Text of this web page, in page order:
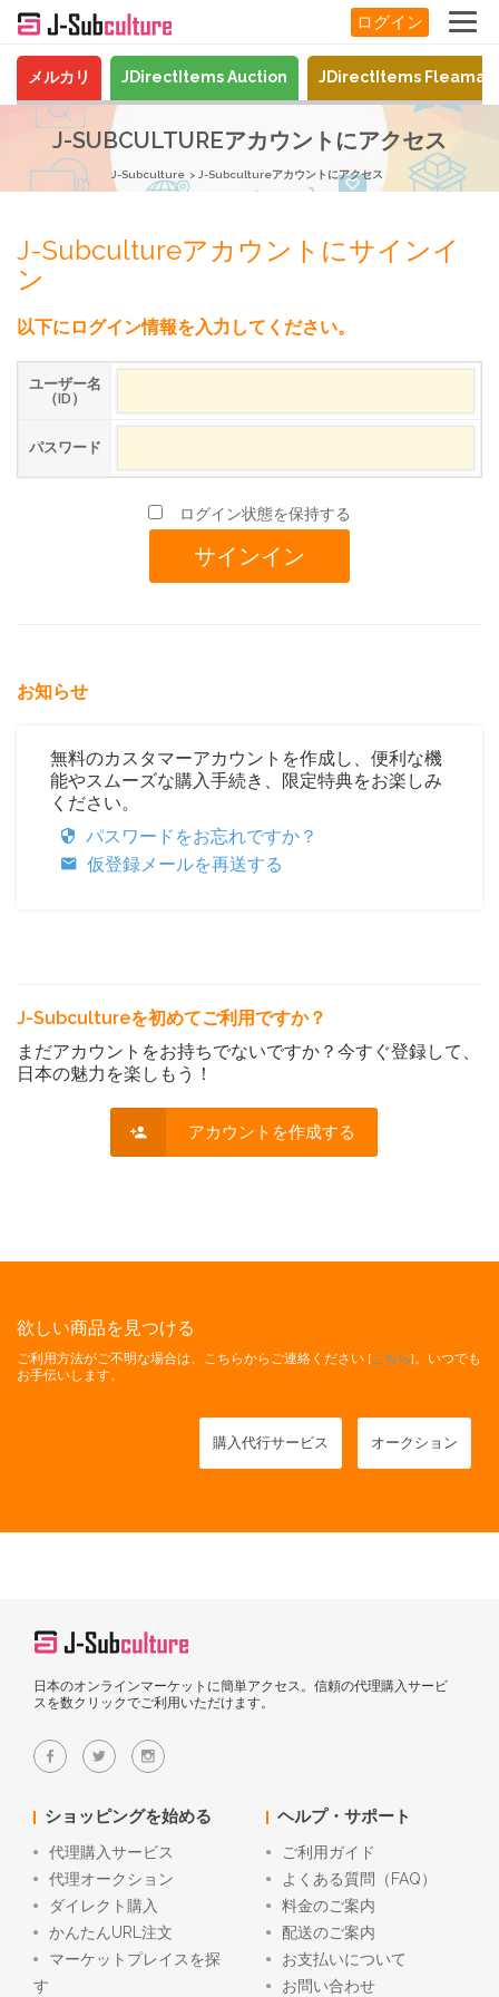
ログイン
メルカリ JDirectItems Auction JDirectItems
J-SUBCULTUREアカウントにアクセス
J-Subculture J-Subcultureアカウントにアクセス
J-Subcultureアカウントにサインイ
ン
以下にログイン情報を入力してください。
ユーザー名
（ID）
パスワード
ログイン状態を保持する
お知らせ
無料のカスタマーアカウントを作成し、便利な機
能やスムーズな購入手続き、限定特典をお楽しみ
ください。
パスワードをお忘れですか？
仮登録メールを再送する
J-Subcultureを初めてご利用ですか？
まだアカウントをお持ちでないですか？今すぐ登録して、
日本の魅力を楽しもう！
アカウントを作成する
欲しい商品を見つける
ご利用方法がご不明な場合は、こちらからご連絡ください [こちら]。いつでも
お手伝いします。
購入代行サービス オークション
日本のオンラインマーケットに簡単アクセス。信頼の代理購入サービ
スを数クリックでご利用いただけます。
ショッピングを始める
代理購入サービス
代理オークション
ダイレクト購入
かんたんURL注文
マーケットプレイスを探
す
ヘルプ・サポート
ご利用ガイド
よくある質問（FAQ）
料金のご案内
配送のご案内
お支払いについて
お問い合わせ